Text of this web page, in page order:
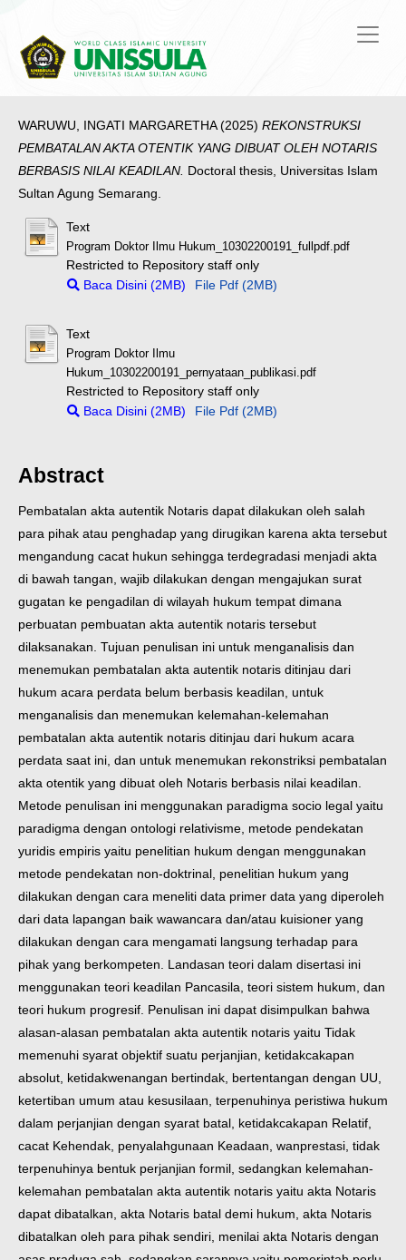
WARUWU, INGATI MARGARETHA(2025) REKONSTRUKSI
PEMBATALAN AKTA OTENTIK YANG DIBUAT OLEH NOTARIS
BERBASIS NILAI KEADILAN. Doctoral thesis, Universitas Islam
Sultan Agung Semarang.
Text
Program Doktor Ilmu Hukum_10302200191_fullpdf.pdf
Restricted to Repository staff only
Baca Disini (2MB)
File Pdf (2MB)
Text
Program Doktor Ilmu
Hukum_10302200191_pernyataan_publikasi.pdf
Restricted to Repository staff only
Baca Disini (2MB)
File Pdf (2MB)
Abstract
Pembatalan akta autentik Notaris dapat dilakukan oleh salah
para pihak atau penghadap yang dirugikan karena akta tersebut
mengandung cacat hukun sehingga terdegradasi menjadi akta
di bawah tangan, wajib dilakukan dengan mengajukan surat
gugatan ke pengadilan di wilayah hukum tempat dimana
perbuatan pembuatan akta autentik notaris tersebut
dilaksanakan. Tujuan penulisan ini untuk menganalisis dan
menemukan pembatalan akta autentik notaris ditinjau dari
hukum acara perdata belum berbasis keadilan, untuk
menganalisis dan menemukan kelemahan-kelemahan
pembatalan akta autentik notaris ditinjau dari hukum acara
perdata saat ini, dan untuk menemukan rekonstriksi pembatalan
akta otentik yang dibuat oleh Notaris berbasis nilai keadilan.
Metode penulisan ini menggunakan paradigma socio legal yaitu
paradigma dengan ontologi relativisme, metode pendekatan
yuridis empiris yaitu penelitian hukum dengan menggunakan
metode pendekatan non-doktrinal, penelitian hukum yang
dilakukan dengan cara meneliti data primer data yang diperoleh
dari data lapangan baik wawancara dan/atau kuisioner yang
dilakukan dengan cara mengamati langsung terhadap para
pihak yang berkompeten. Landasan teori dalam disertasi ini
menggunakan teori keadilan Pancasila, teori sistem hukum, dan
teori hukum progresif. Penulisan ini dapat disimpulkan bahwa
alasan-alasan pembatalan akta autentik notaris yaitu Tidak
memenuhi syarat objektif suatu perjanjian, ketidakcakapan
absolut, ketidakwenangan bertindak, bertentangan dengan UU,
ketertiban umum atau kesusilaan, terpenuhinya peristiwa hukum
dalam perjanjian dengan syarat batal, ketidakcakapan Relatif,
cacat Kehendak, penyalahgunaan Keadaan, wanprestasi, tidak
terpenuhinya bentuk perjanjian formil, sedangkan kelemahan-
kelemahan pembatalan akta autentik notaris yaitu akta Notaris
dapat dibatalkan, akta Notaris batal demi hukum, akta Notaris
dibatalkan oleh para pihak sendiri, menilai akta Notaris dengan